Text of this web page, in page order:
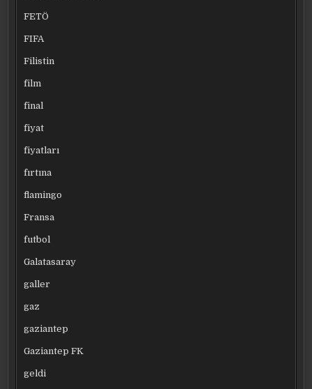
FETÖ
FIFA
Filistin
film
final
fiyat
fiyatları
fırtına
flamingo
Fransa
futbol
Galatasaray
galler
gaz
gaziantep
Gaziantep FK
geldi